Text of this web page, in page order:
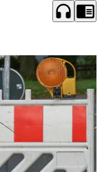
headphones chrome_reader_mode